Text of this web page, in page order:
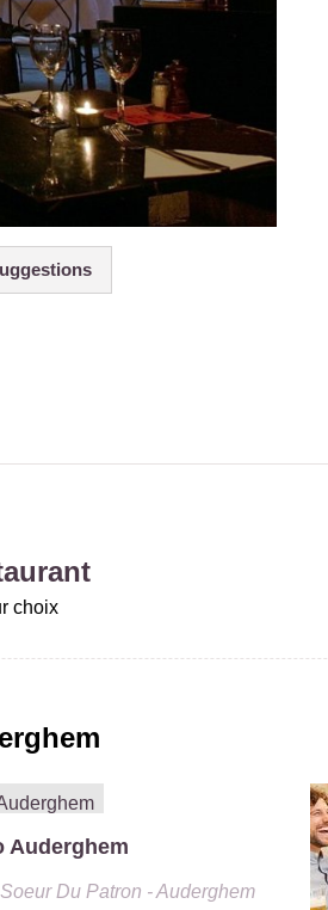
Suggestions
choix
Auderghem
Du Patron - Auderghem